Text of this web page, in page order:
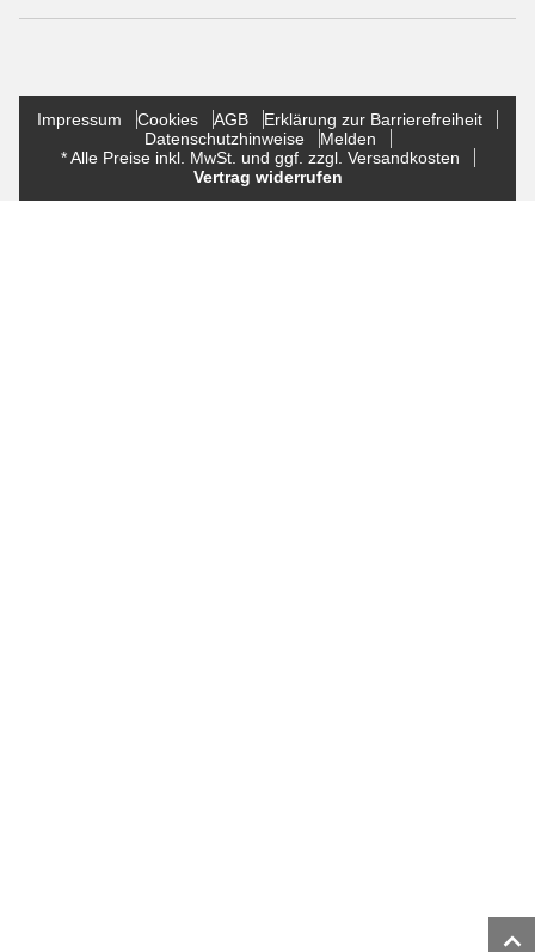
Impressum Cookies AGB
Erklärung zur Barrierefreiheit
Datenschutzhinweise
Melden
* Alle Preise inkl. MwSt. und ggf. zzgl. Versandkosten
Vertrag widerrufen